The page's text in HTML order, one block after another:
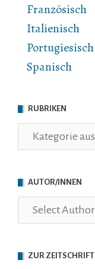
Französisch
Italienisch
Portugiesisch
Spanisch
RUBRIKEN
Rubriken
AUTOR/INNEN
ZUR ZEITSCHRIFT